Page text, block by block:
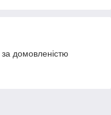
домовленістю